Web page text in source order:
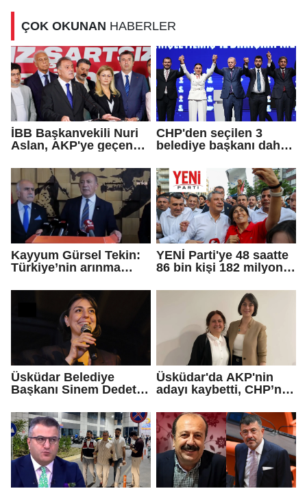
ÇOK OKUNAN HABERLER
İBB Başkanvekili Nuri
Aslan, AKP'ye geçen
iddialarına yanıt verdi
CHP'den seçilen 3
belediye başkanı daha
Kayyum Gürsel Tekin:
Türkiye’nin arınma
geldiniz...
YENİ Parti'ye 48 saatte
86 bin kişi 182 milyon
Üsküdar Belediye
Başkanı Sinem Dedetaş
Üsküdar'da AKP'nin
adayı kaybetti, CHP’nin
Çetinkaya Başkan
Vekili seçildi